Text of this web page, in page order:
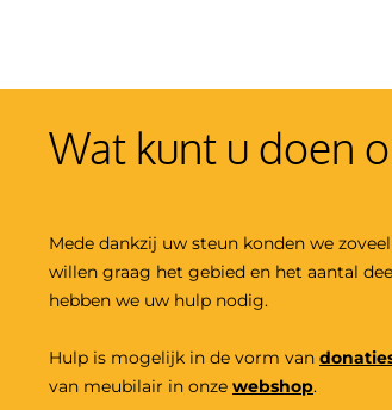
Wat kunt u doen
Mede dankzij uw steun konden we
willen graag het gebied en het aantal
hebben we uw hulp nodig.
Hulp is mogelijk in de vorm van
van meubilair in onze webshop.